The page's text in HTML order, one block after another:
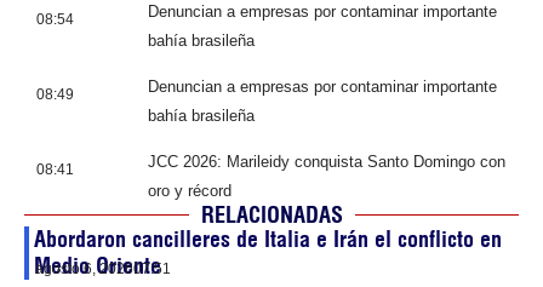
08:54
Denuncian a empresas por contaminar importante
bahía brasileña
08:49
Denuncian a empresas por contaminar importante
bahía brasileña
08:41
JCC 2026: Marileidy conquista Santo Domingo con
oro y récord
RELACIONADAS
Abordaron cancilleres de Italia e Irán el conflicto en
Medio Oriente
agosto 6, 202607:51